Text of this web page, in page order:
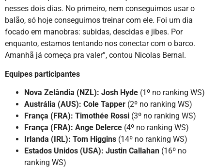
nesses dois dias. No primeiro, nem conseguimos usar o
balão, só hoje conseguimos treinar com ele. Foi um dia
focado em manobras: subidas, descidas e jibes. Por
enquanto, estamos tentando nos conectar com o barco.
Amanhã já começa pra valer”, contou Nicolas Bernal.
Equipes participantes
Nova Zelândia (NZL): Josh Hyde (1º no ranking WS)
Austrália (AUS): Cole Tapper (2º no ranking WS)
França (FRA): Timothée Rossi (3º no ranking WS)
França (FRA): Ange Delerce (4º no ranking WS)
Irlanda (IRL): Tom Higgins (14º no ranking WS)
Estados Unidos (USA): Justin Callahan (16º no
ranking WS)